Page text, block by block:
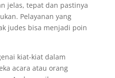
jelas, tepat dan pastinya
Pelayanan yang
judes bisa menjadi poin
kiat-kiat dalam
acara atau orang